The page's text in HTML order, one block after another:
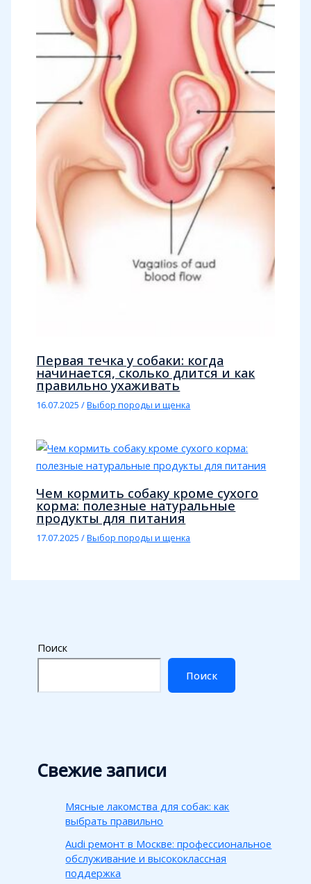
Первая течка у собаки: когда
начинается, сколько длится и как
правильно ухаживать
16.07.2025/Выбор породы и щенка
Чем кормить собаку кроме сухого
корма: полезные натуральные
продукты для питания
17.07.2025/Выбор породы и щенка
Поиск
Поиск
Свежие записи
Мясные лакомства для собак: как
выбрать правильно
Audi ремонт в Москве: профессиональное
обслуживание и высококлассная
поддержка